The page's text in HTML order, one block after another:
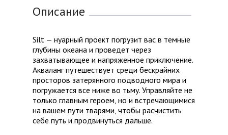
Описание
Silt — нуарный проект погрузит вас в темные
глубины океана и проведет через
захватывающее и напряженное приключение.
Акваланг путешествует среди бескрайних
просторов затерянного подводного мира и
погружается все ниже во тьму. Управляйте не
только главным героем, но и встречающимися
на вашем пути тварями, чтобы расчистить
себе путь и продвинуться дальше.